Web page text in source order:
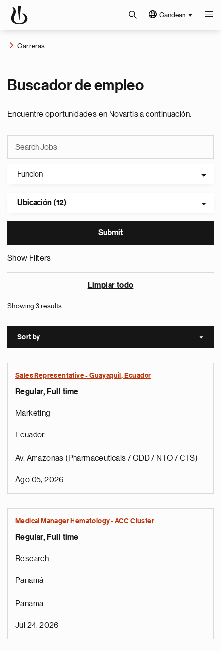
Candean
Carreras
Buscador de empleo
Encuentre oportunidades en Novartis a continuación.
Función
Ubicación (12)
Show Filters
Limpiar todo
Showing 3 results
Sort by Sort
Sales Representative - Guayaquil, Ecuador
Regular, Full time
Marketing
Ecuador
Av. Amazonas (Pharmaceuticals / GDD / NTO / CTS)
Ago 05, 2026
Medical Manager Hematology - ACC Cluster
Regular, Full time
Research
Panamá
Panama
Jul 24, 2026